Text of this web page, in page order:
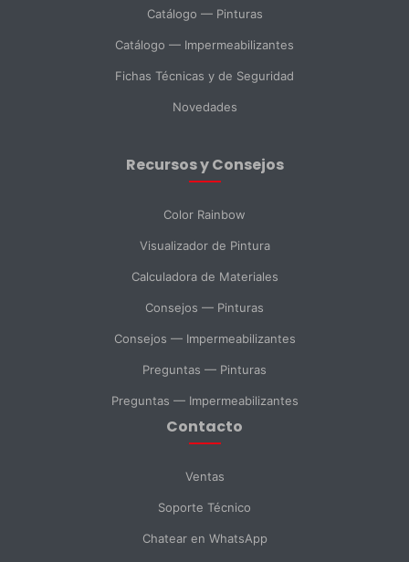
SELECCIONAR DEPARTAMENTO
Soporte Técnico Compras
Consulta General
Enviar Mensaje
Catálogo — Pinturas
Catálogo — Impermeabilizantes
Fichas Técnicas y de Seguridad
Novedades
Recursos y Consejos
Color Rainbow
Visualizador de Pintura
Calculadora de Materiales
Consejos — Pinturas
Consejos — Impermeabilizantes
Preguntas — Pinturas
Preguntas — Impermeabilizantes
Contacto
Ventas
Soporte Técnico
Chatear en WhatsApp